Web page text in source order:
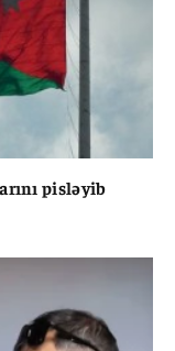
pisləyib